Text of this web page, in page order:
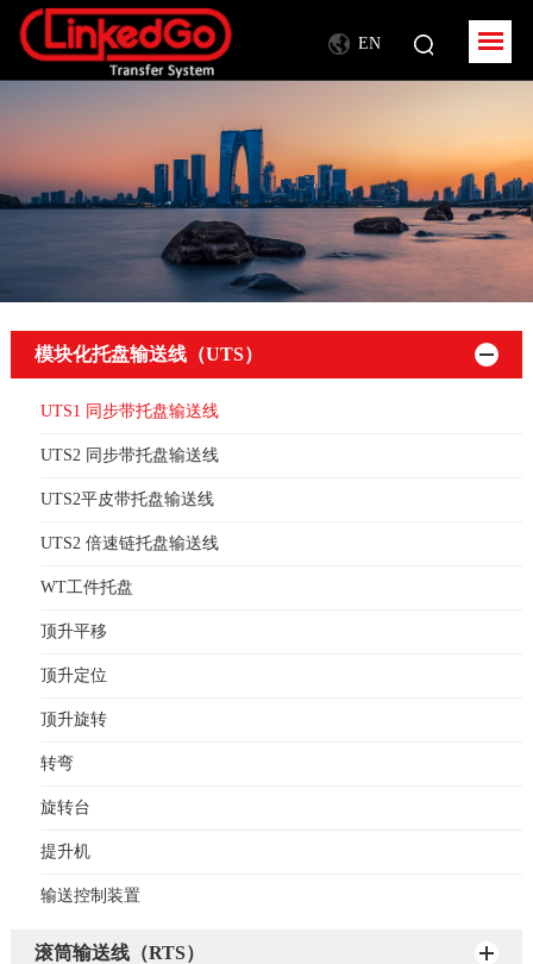
EN
模块化托盘输送线（UTS）
UTS1 同步带托盘输送线
UTS2 同步带托盘输送线
UTS2平皮带托盘输送线
UTS2 倍速链托盘输送线
WT工件托盘
顶升平移
顶升定位
顶升旋转
转弯
旋转台
提升机
输送控制装置
滚筒输送线（RTS）